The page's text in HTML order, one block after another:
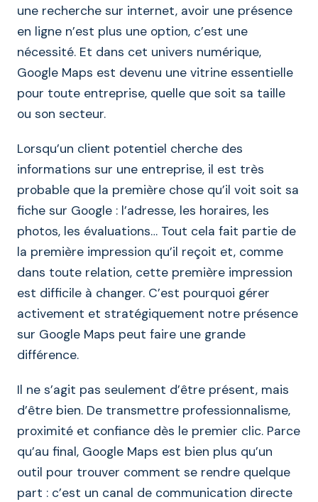
une recherche sur internet, avoir une présence
en ligne n’est plus une option, c’est une
nécessité. Et dans cet univers numérique,
Google Maps est devenu une vitrine essentielle
pour toute entreprise, quelle que soit sa taille
ou son secteur.
Lorsqu’un client potentiel cherche des
informations sur une entreprise, il est très
probable que la première chose qu’il voit soit sa
fiche sur Google : l’adresse, les horaires, les
photos, les évaluations… Tout cela fait partie de
la première impression qu’il reçoit et, comme
dans toute relation, cette première impression
est difficile à changer. C’est pourquoi gérer
activement et stratégiquement notre présence
sur Google Maps peut faire une grande
différence.
Il ne s’agit pas seulement d’être présent, mais
d’être bien. De transmettre professionnalisme,
proximité et confiance dès le premier clic. Parce
qu’au final, Google Maps est bien plus qu’un
outil pour trouver comment se rendre quelque
part : c’est un canal de communication directe